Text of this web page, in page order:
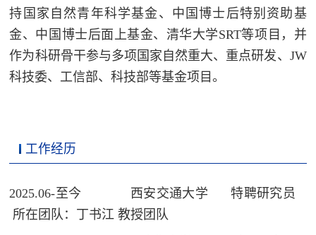
持国家自然青年科学基金、中国博士后特别资助基
金、中国博士后面上基金、清华大学SRT等项目，并
作为科研骨干参与多项国家自然重大、重点研发、 JW
科技委、工信部、科技部等基金项目。
工作经历
2025.06-至今 西安交通大学
特聘研究员
所在团队：丁书江 教授团队